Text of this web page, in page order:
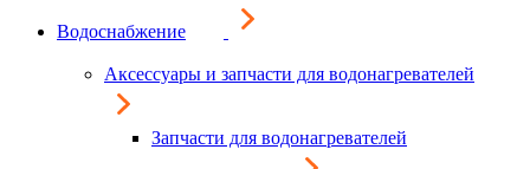
Водоснабжение
Аксессуары и запчасти для водонагревателей
Запчасти для водонагревателей